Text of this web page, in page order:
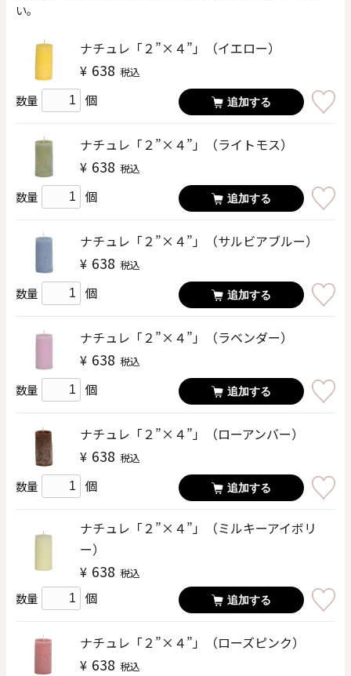
い。
ナチュレ「２”×４”」（イエロー）
¥ 638 税込
数量 個 追加する
ナチュレ「２”×４”」（ライトモス）
¥ 638 税込
数量 個 追加する
ナチュレ「２”×４”」（サルビアブルー）
¥ 638 税込
数量 個 追加する
ナチュレ「２”×４”」（ラベンダー）
¥ 638 税込
数量 個 追加する
ナチュレ「２”×４”」（ローアンバー）
¥ 638 税込
数量 個 追加する
ナチュレ「２”×４”」（ミルキーアイボリ
ー）
¥ 638 税込
数量 個 追加する
ナチュレ「２”×４”」（ローズピンク）
¥ 638 税込